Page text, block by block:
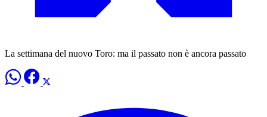
La settimana del nuovo Toro: ma il passato non è ancora passato